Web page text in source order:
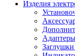
Изделия
Заглушки